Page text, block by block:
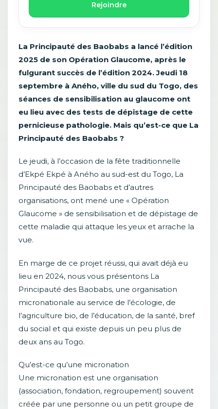
Rejoindre
La Principauté des Baobabs a lancé l’édition
2025 de son Opération Glaucome, après le
fulgurant succès de l’édition 2024. Jeudi 18
septembre à Aného, ville du sud du Togo, des
séances de sensibilisation au glaucome ont
eu lieu avec des tests de dépistage de cette
pernicieuse pathologie. Mais qu’est-ce que La
Principauté des Baobabs ?
Le jeudi, à l’occasion de la fête traditionnelle
d’Ekpé Ekpé à Aného au sud-est du Togo, La
Principauté des Baobabs et d’autres
organisations, ont mené une « Opération
Glaucome » de sensibilisation et de dépistage de
cette maladie qui attaque les yeux et arrache la
vue.
En marge de ce projet réussi, qui avait déjà eu
lieu en 2024, nous vous présentons La
Principauté des Baobabs, une organisation
micronationale au service de l’écologie, de
l’agriculture bio, de l’éducation, de la santé, bref
du social et qui existe depuis un peu plus de
deux ans au Togo.
Qu’est-ce qu’une micronation
Une micronation est une organisation
(association, fondation, regroupement) souvent
créée par une personne ou un petit groupe de